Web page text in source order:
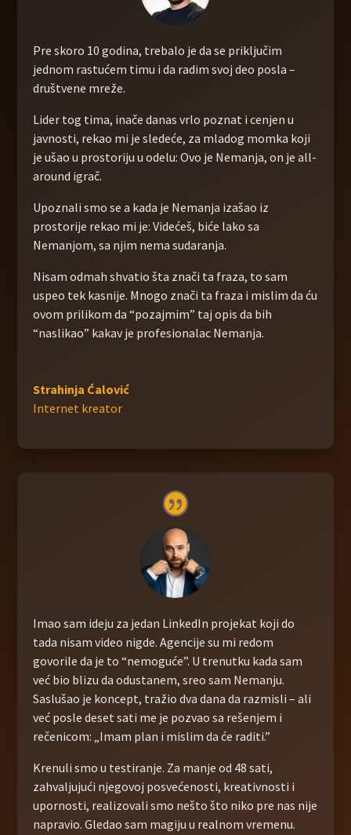
Pre skoro 10 godina, trebalo je da se priključim
jednom rastućem timu i da radim svoj deo posla –
društvene mreže.
Lider tog tima, inače danas vrlo poznat i cenjen u
javnosti, rekao mi je sledeće, za mladog momka koji
je ušao u prostoriju u odelu: Ovo je Nemanja, on je all-
around igrač.
Upoznali smo se a kada je Nemanja izašao iz
prostorije rekao mi je: Videćeš, biće lako sa
Nemanjom, sa njim nema sudaranja.
Nisam odmah shvatio šta znači ta fraza, to sam
uspeo tek kasnije. Mnogo znači ta fraza i mislim da ću
ovom prilikom da “pozajmim” taj opis da bih
“naslikao” kakav je profesionalac Nemanja.
Strahinja Ćalović
Internet kreator
Imao sam ideju za jedan LinkedIn projekat koji do
tada nisam video nigde. Agencije su mi redom
govorile da je to “nemoguće”. U trenutku kada sam
već bio blizu da odustanem, sreo sam Nemanju.
Saslušao je koncept, tražio dva dana da razmisli – ali
već posle deset sati me je pozvao sa rešenjem i
rečenicom: „Imam plan i mislim da će raditi.”
Krenuli smo u testiranje. Za manje od 48 sati,
zahvaljujući njegovoj posvećenosti, kreativnosti i
upornosti, realizovali smo nešto što niko pre nas nije
napravio. Gledao sam magiju u realnom vremenu.